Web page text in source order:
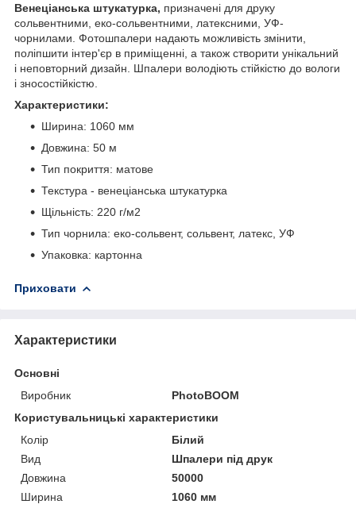
Венеціанська штукатурка, призначені для друку
сольвентними, еко-сольвентними, латексними, УФ-
чорнилами. Фотошпалери надають можливість змінити,
поліпшити інтер'єр в приміщенні, а також створити унікальний
і неповторний дизайн. Шпалери володіють стійкістю до вологи
і зносостійкістю.
Характеристики:
Ширина: 1060 мм
Довжина: 50 м
Тип покриття: матове
Текстура - венеціанська штукатурка
Щільність: 220 г/м2
Тип чорнила: еко-сольвент, сольвент, латекс, УФ
Упаковка: картонна
Приховати
Характеристики
Основні
Виробник
PhotoBOOM
Користувальницькі характеристики
Колір
Білий
Вид
Шпалери під друк
Довжина
50000
Ширина
1060 мм